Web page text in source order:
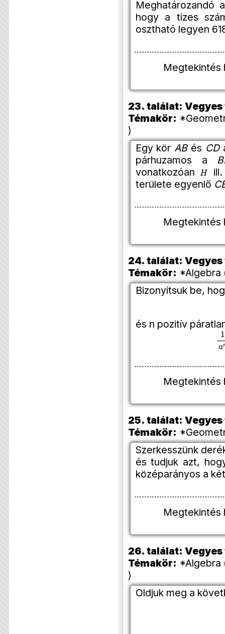
Meghatározandó
hogy a tízes
osztható legyen
23. találat:
Témakör:
)
Egy kör ABés CD
párhuzamos a
vonatkozóan
H
területe egyenlő
24. találat:
Témakör: *Algebra
Bizonyítsuk be,
és n pozitív
a
25. találat:
Témakör:
Szerkesszünk
és tudjuk azt,
középarányos a
26. találat:
Témakör: *Algebra
)
Oldjuk meg a